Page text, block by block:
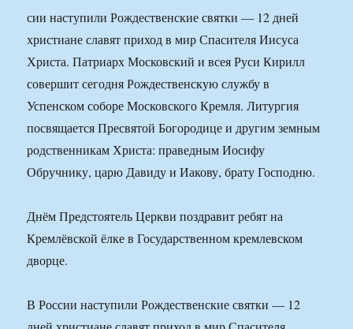
сии наступили Рождественские святки — 12 дней
христиане славят приход в мир Спасителя Иисуса
Христа. Патриарх Московский и всея Руси Кирилл
совершит сегодня Рождественскую службу в
Успенском соборе Московского Кремля. Литургия
посвящается Пресвятой Богородице и другим земным
родственникам Христа: праведным Иосифу
Обручнику, царю Давиду и Иакову, брату Господню.
Днём Предстоятель Церкви поздравит ребят на
Кремлёвской ёлке в Государственном кремлевском
дворце.
В России наступили Рождественские святки — 12